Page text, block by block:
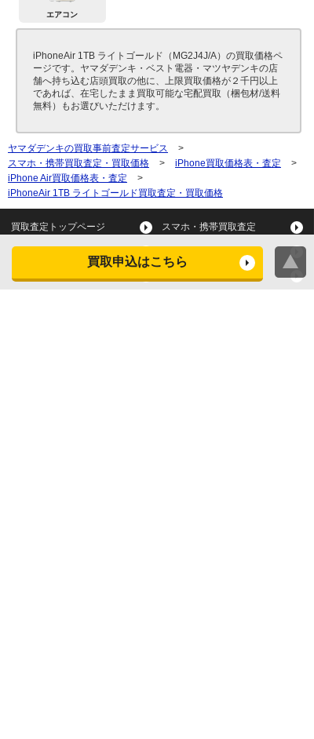
買取申込はこちら
エアコン
iPhoneAir 1TB ライトゴールド（MG2J4J/A）の買取価格ペ
ージです。ヤマダデンキ・ベスト電器・マツヤデンキの店
舗へ持ち込む店頭買取の他に、上限買取価格が２千円以上
であれば、在宅したまま買取可能な宅配買取（梱包材/送料
無料）もお選びいただけます。
ヤマダデンキの買取事前査定サービス
>
スマホ・携帯買取査定・買取価格
> iPhone買取価格表・査定
>
iPhone Air買取価格表・査定
>
iPhoneAir 1TB ライトゴールド買取査定・買取価格
買取査定トップページ スマホ・携帯買取査定
タブレット買取査定
スマートウォッチ買取査定